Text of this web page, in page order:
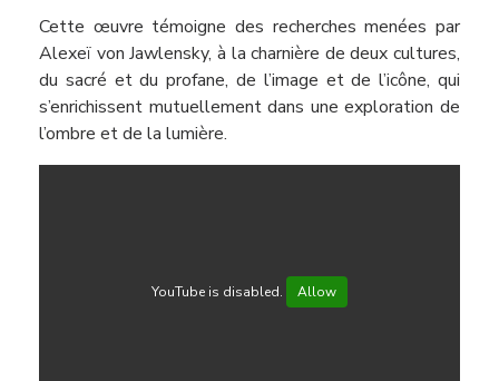
Cette œuvre témoigne des recherches menées par
Alexeï von Jawlensky, à la charnière de deux cultures,
du sacré et du profane, de l’image et de l’icône, qui
s’enrichissent mutuellement dans une exploration de
l’ombre et de la lumière.
YouTube is disabled. Allow